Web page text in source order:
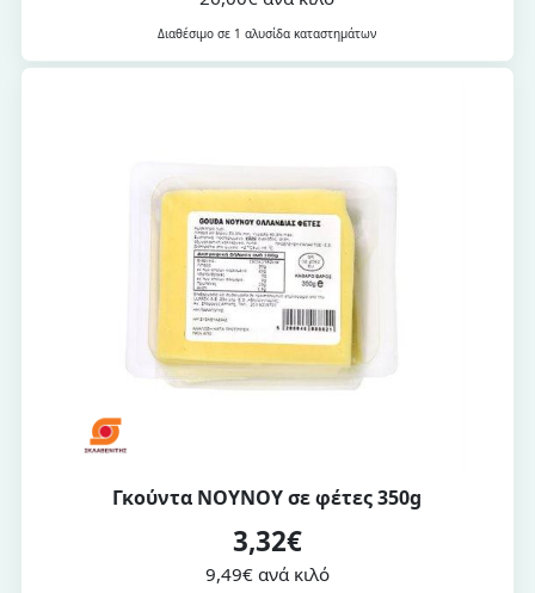
Διαθέσιμο σε 1 αλυσίδα καταστημάτων
Γκούντα ΝΟΥΝΟΥ σε φέτες 350g
3,32€
9,49€ ανά κιλό